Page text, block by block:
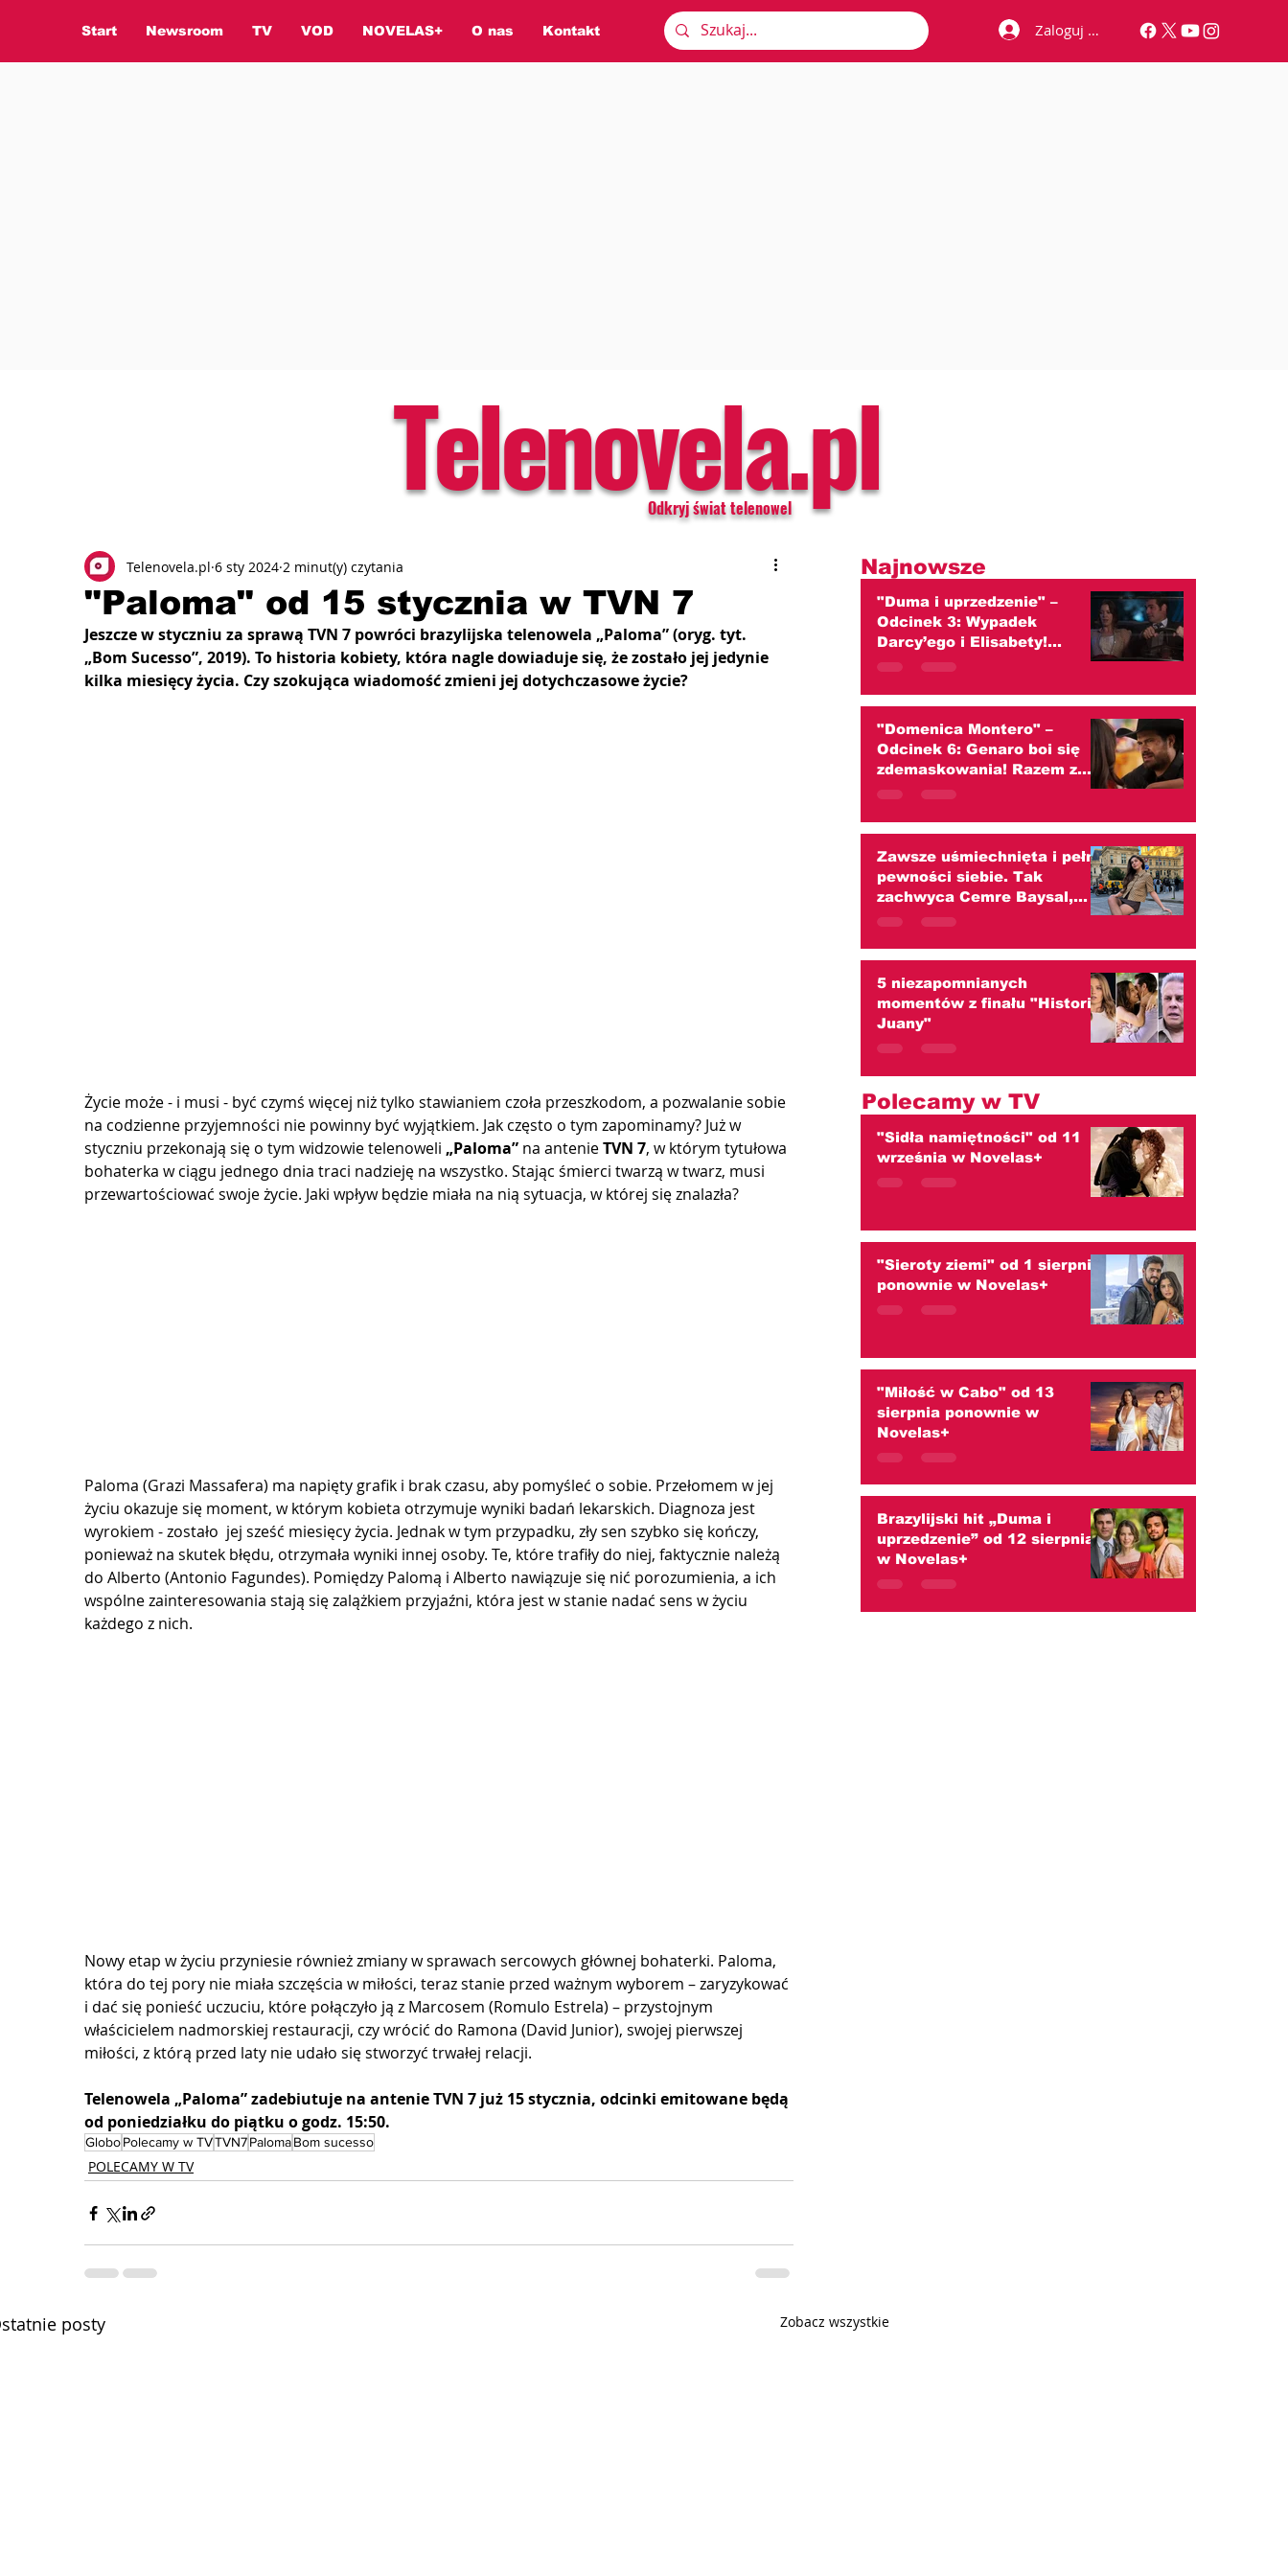
Start Newsroom TV VOD NOVELAS+ O nas Kontakt Zaloguj się
Telenovela.pl
Odkryj świat telenowel
"Paloma" od 15 stycznia w TVN 7
Telenovela.pl 6 sty 2024 2 minut(y) czytania
Jeszcze w styczniu za sprawą TVN 7 powróci brazylijska telenowela „Paloma” (oryg. tyt.
„Bom Sucesso”, 2019). To historia kobiety, która nagle dowiaduje się, że zostało jej jedynie
kilka miesięcy życia. Czy szokująca wiadomość zmieni jej dotychczasowe życie?
Życie może - i musi - być czymś więcej niż tylko stawianiem czoła przeszkodom, a pozwalanie sobie
na codzienne przyjemności nie powinny być wyjątkiem. Jak często o tym zapominamy? Już w
styczniu przekonają się o tym widzowie telenoweli „Paloma” na antenie TVN 7, w którym tytułowa
bohaterka w ciągu jednego dnia traci nadzieję na wszystko. Stając śmierci twarzą w twarz, musi
przewartościować swoje życie. Jaki wpływ będzie miała na nią sytuacja, w której się znalazła?
Paloma (Grazi Massafera) ma napięty grafik i brak czasu, aby pomyśleć o sobie. Przełomem w jej
życiu okazuje się moment, w którym kobieta otrzymuje wyniki badań lekarskich. Diagnoza jest
wyrokiem - zostało  jej sześć miesięcy życia. Jednak w tym przypadku, zły sen szybko się kończy,
ponieważ na skutek błędu, otrzymała wyniki innej osoby. Te, które trafiły do niej, faktycznie należą
do Alberto (Antonio Fagundes). Pomiędzy Palomą i Alberto nawiązuje się nić porozumienia, a ich
wspólne zainteresowania stają się zalążkiem przyjaźni, która jest w stanie nadać sens w życiu
każdego z nich.
Nowy etap w życiu przyniesie również zmiany w sprawach sercowych głównej bohaterki. Paloma,
która do tej pory nie miała szczęścia w miłości, teraz stanie przed ważnym wyborem – zaryzykować
i dać się ponieść uczuciu, które połączyło ją z Marcosem (Romulo Estrela) – przystojnym
właścicielem nadmorskiej restauracji, czy wrócić do Ramona (David Junior), swojej pierwszej
miłości, z którą przed laty nie udało się stworzyć trwałej relacji.
Telenowela „Paloma” zadebiutuje na antenie TVN 7 już 15 stycznia, odcinki emitowane będą
od poniedziałku do piątku o godz. 15:50.
GloboPolecamy w TVTVN7PalomaBom sucesso
POLECAMY W TV
posty Zobacz wszystkie
Najnowsze
"Duma i uprzedzenie" –
Odcinek 3: Wypadek
Darcy’ego i Elisabety!
Wspólna wyprawa kończy się
"Domenica Montero" –
Odcinek 6: Genaro boi się
zdemaskowania! Razem z
Kiarą uderza w Doménikę
Zawsze uśmiechnięta i pełna
pewności siebie. Tak
zachwyca Cemre Baysal,
czyli Zeynep z "Róż i
5 niezapomnianych
momentów z finału "Historii
Juany"
Polecamy w TV
"Sidła namiętności" od 11
września w Novelas+
"Sieroty ziemi" od 1 sierpnia
ponownie w Novelas+
"Miłość w Cabo" od 13
sierpnia ponownie w
Novelas+
Brazylijski hit „Duma i
uprzedzenie” od 12 sierpnia
w Novelas+